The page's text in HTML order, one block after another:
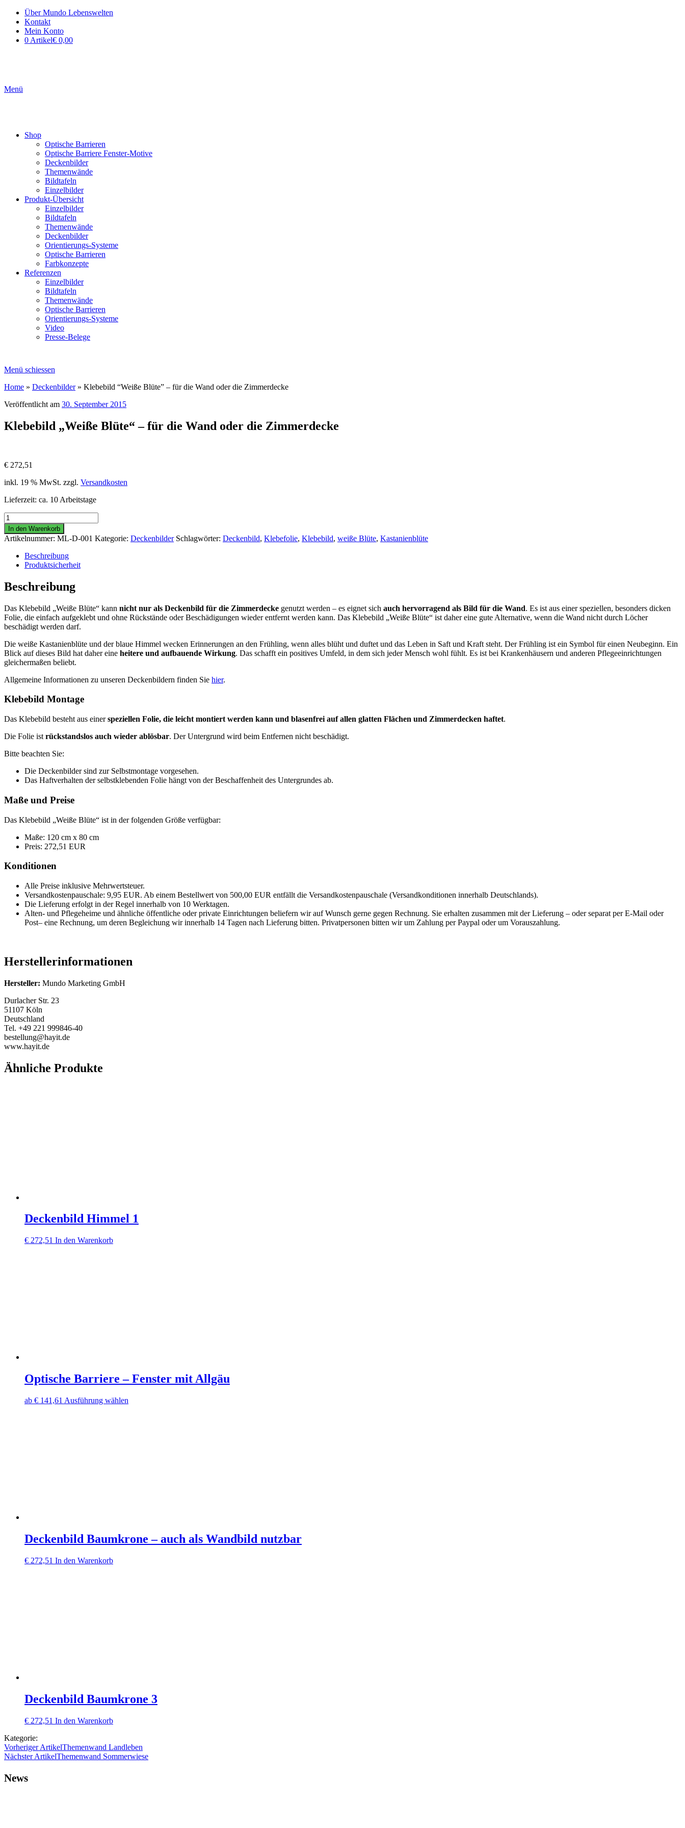
Über Mundo Lebenswelten
Kontakt
Mein Konto
0 Artikel€ 0,00
Menü
Shop
Optische Barrieren
Optische Barriere Fenster-Motive
Deckenbilder
Themenwände
Bildtafeln
Einzelbilder
Produkt-Übersicht
Einzelbilder
Bildtafeln
Themenwände
Deckenbilder
Orientierungs-Systeme
Optische Barrieren
Farbkonzepte
Referenzen
Einzelbilder
Bildtafeln
Themenwände
Optische Barrieren
Orientierungs-Systeme
Video
Presse-Belege
Menü schiessen
Home » Deckenbilder» Klebebild “Weiße Blüte” – für die Wand oder die Zimmerdecke
Veröffentlicht am 30. September 2015
Klebebild „Weiße Blüte“ – für die Wand oder die Zimmerdecke
€ 272,51
inkl. 19 % MwSt. zzgl. Versandkosten
Lieferzeit: ca. 10 Arbeitstage
Klebebild
"Weiße
Blüte"
-
oder
die
Menge
In den Warenkorb
Artikelnummer: ML-D-001 Kategorie: Deckenbilder Schlagwörter: Deckenbild, Klebefolie, Klebebild, weiße Blüte, Kastanienblüte
Beschreibung
Produktsicherheit
Beschreibung
Das Klebebild „Weiße Blüte“ kann nicht nur als Deckenbild für die Zimmerdecke genutzt werden – es eignet sich auch hervorragend als Bild für die Wand. Es ist aus einer speziellen, besonders dicken
Folie, die einfach aufgeklebt und ohne Rückstände oder Beschädigungen wieder entfernt werden kann. Das Klebebild „Weiße Blüte“ ist daher eine gute Alternative, wenn die Wand nicht durch Löcher
beschädigt werden darf.
Die weiße Kastanienblüte und der blaue Himmel wecken Erinnerungen an den Frühling, wenn alles blüht und duftet und das Leben in Saft und Kraft steht. Der Frühling ist ein Symbol für einen Neubeginn. Ein
Blick auf dieses Bild hat daher eine heitere und aufbauende Wirkung. Das schafft ein positives Umfeld, in dem sich jeder Mensch wohl fühlt. Es ist bei Krankenhäusern und anderen Pflegeeinrichtungen
gleichermaßen beliebt.
Allgemeine Informationen zu unseren Deckenbildern finden Sie hier.
Klebebild Montage
Das Klebebild besteht aus einerspeziellen Folie, die leicht montiert werden kann und blasenfrei auf allen glatten Flächen und Zimmerdecken haftet.
Die Folie ist rückstandslos auch wieder ablösbar. Der Untergrund wird beim Entfernen nicht beschädigt.
Bitte beachten Sie:
Die Deckenbilder sind zur Selbstmontage vorgesehen.
Das Haftverhalten der selbstklebenden Folie hängt von der Beschaffenheit des Untergrundes ab.
Maße und Preise
Das Klebebild „Weiße Blüte“ ist in der folgenden Größe verfügbar:
Maße: 120 cm x 80 cm
Preis: 272,51 EUR
Konditionen
Alle Preise inklusive Mehrwertsteuer.
Versandkostenpauschale: 9,95 EUR. Ab einem Bestellwert von 500,00 EUR entfällt die Versandkostenpauschale (Versandkonditionen innerhalb Deutschlands).
Die Lieferung erfolgt in der Regel innerhalb von 10 Werktagen.
Alten- und Pflegeheime und ähnliche öffentliche oder private Einrichtungen beliefern wir auf Wunsch gerne gegen Rechnung. Sie erhalten zusammen mit der Lieferung – oder separat per E-Mail oder
Post– eine Rechnung, um deren Begleichung wir innerhalb 14 Tagen nach Lieferung bitten. Privatpersonen bitten wir um Zahlung per Paypal oder um Vorauszahlung.
Herstellerinformationen
Hersteller: Mundo Marketing GmbH
Durlacher Str. 23
51107 Köln
Deutschland
Tel. +49 221 999846-40
bestellung@hayit.de
www.hayit.de
Ähnliche Produkte
Deckenbild Himmel 1
€ 272,51 In den Warenkorb
Optische Barriere – Fenster mit Allgäu
ab € 141,61 Ausführung wählen
Deckenbild Baumkrone – auch als Wandbild nutzbar
€ 272,51 In den Warenkorb
Deckenbild Baumkrone 3
€ 272,51 In den Warenkorb
Kategorie:
Vorheriger ArtikelThemenwand Landleben
Nächster ArtikelThemenwand Sommerwiese
News